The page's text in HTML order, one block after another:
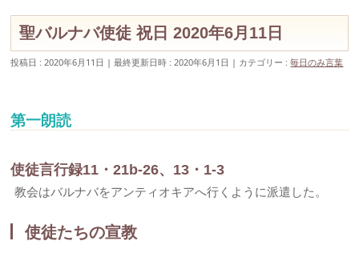
聖バルナバ使徒 祝日 2020年6月11日
投稿日 : 2020年6月11日 最終更新日時 : 2020年6月1日 カテゴリー :毎日のみ言葉
第一朗読
使徒言行録11・21b-26、13・1-3
教会はバルナバをアンティオキアへ行くように派遣した。
使徒たちの宣教